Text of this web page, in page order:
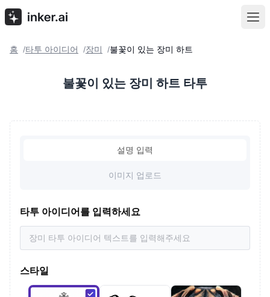
홈 /타투 아이디어 /장미 /불꽃이 있는 장미 하트
불꽃이 있는 장미 하트 타투
설명 입력
이미지 업로드
타투 아이디어를 입력하세요
스타일